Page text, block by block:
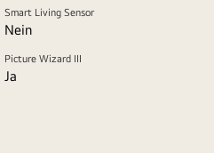
Smart Living Sensor
Nein
Picture Wizard III
Ja